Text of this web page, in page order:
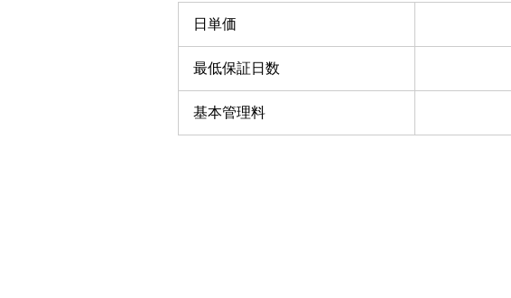
日単価
最低保証日数
基本管理料